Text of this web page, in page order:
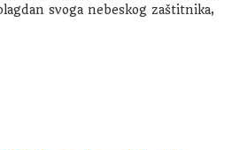
svoga nebeskog zaštitnika,